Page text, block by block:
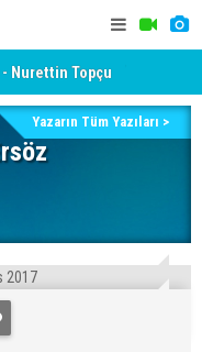
Nurettin Topçu
Yazarın Tüm Yazıları >
2017